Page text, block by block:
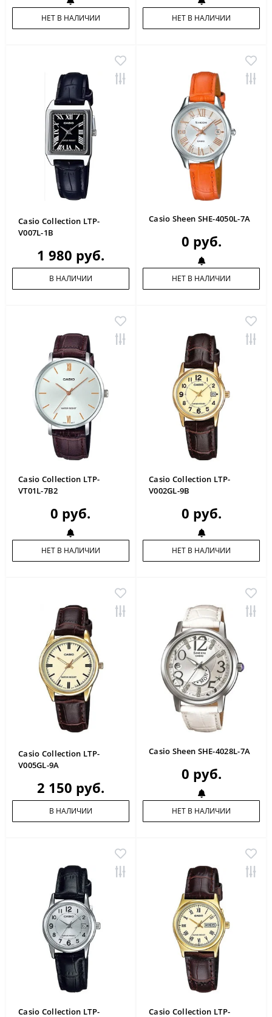
НЕТ В НАЛИЧИИ НЕТ В НАЛИЧИИ
Casio Collection LTP-
V007L-1B
1 980 руб.
В НАЛИЧИИ
Casio Sheen SHE-4050L-7A
0 руб.
НЕТ В НАЛИЧИИ
Casio Collection LTP-
VT01L-7B2
0 руб.
НЕТ В НАЛИЧИИ
Casio Collection LTP-
V002GL-9B
0 руб.
НЕТ В НАЛИЧИИ
Casio Collection LTP-
V005GL-9A
2 150 руб.
В НАЛИЧИИ
Casio Sheen SHE-4028L-7A
0 руб.
НЕТ В НАЛИЧИИ
Casio Collection LTP-
Casio Collection LTP-